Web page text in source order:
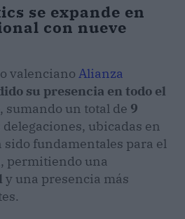
se expande en
con nueve
valenciano Alianza
su presencia en todo el
, sumando un total de 9
delegaciones, ubicadas en
sido fundamentales para el
permitiendo una
y una presencia más